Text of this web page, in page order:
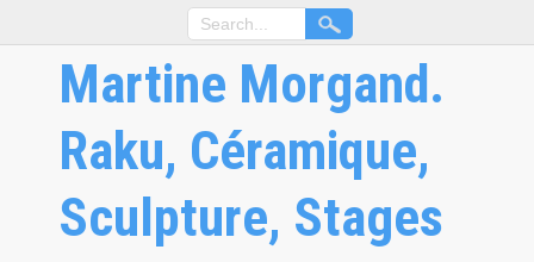
Martine Morgand.
Raku, Céramique,
Sculpture, Stages